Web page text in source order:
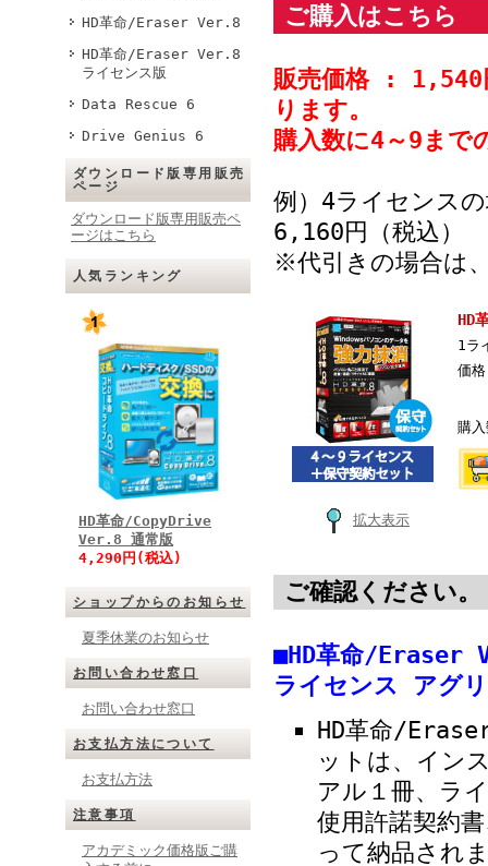
HD革命/Eraser Ver.8
HD革命/Eraser Ver.8
ライセンス版
Data Rescue 6
Drive Genius 6
ダウンロード版専用販売
ページ
ダウンロード版専用販売ペ
ージはこちら
人気ランキング
HD革命/CopyDrive
Ver.8 通常版
4,290円(税込)
ショップからのお知らせ
夏季休業のお知らせ
お問い合わせ窓口
お問い合わせ窓口
お支払方法について
お支払方法
注意事項
アカデミック価格版ご購
ご購入はこちら
販売価格 : 1,540
ります。
購入数に4～9まで
例）4ライセンス
6,160円（税込）
※代引きの場合は
拡大表示
HD
1ラ
価
購
ご確認ください。
■HD革命/Eraser
ライセンス アグ
HD革命/
ットは、イン
アル１冊、ラ
使用許諾契約
って納品され